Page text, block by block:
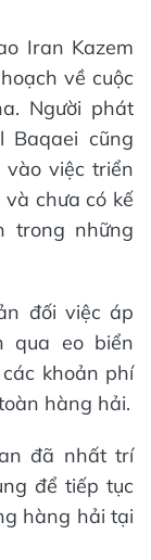
Iran Kazem
về cuộc
Người phát
Baqaei cũng
việc triển
chưa có kế
trong những
đối việc áp
qua eo biển
khoản phí
hàng hải.
đã nhất trí
để tiếp tục
hàng hải tại